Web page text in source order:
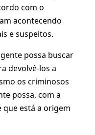
com o
acontecendo
e suspeitos.
possa buscar
devolvê-los a
os criminosos
possa, com a
está a origem